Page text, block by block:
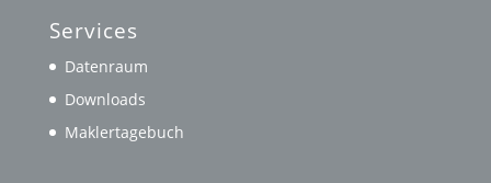
Services
Datenraum
Downloads
Maklertagebuch